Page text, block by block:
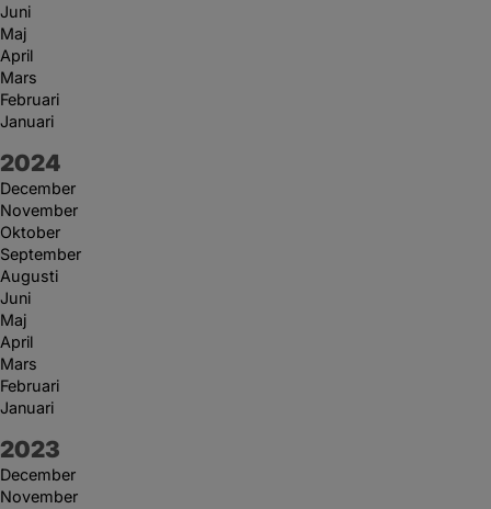
Juni
Maj
April
Mars
Februari
Januari
År:
2024
December
November
Oktober
September
Augusti
Juni
Maj
April
Mars
Februari
Januari
År:
2023
December
November